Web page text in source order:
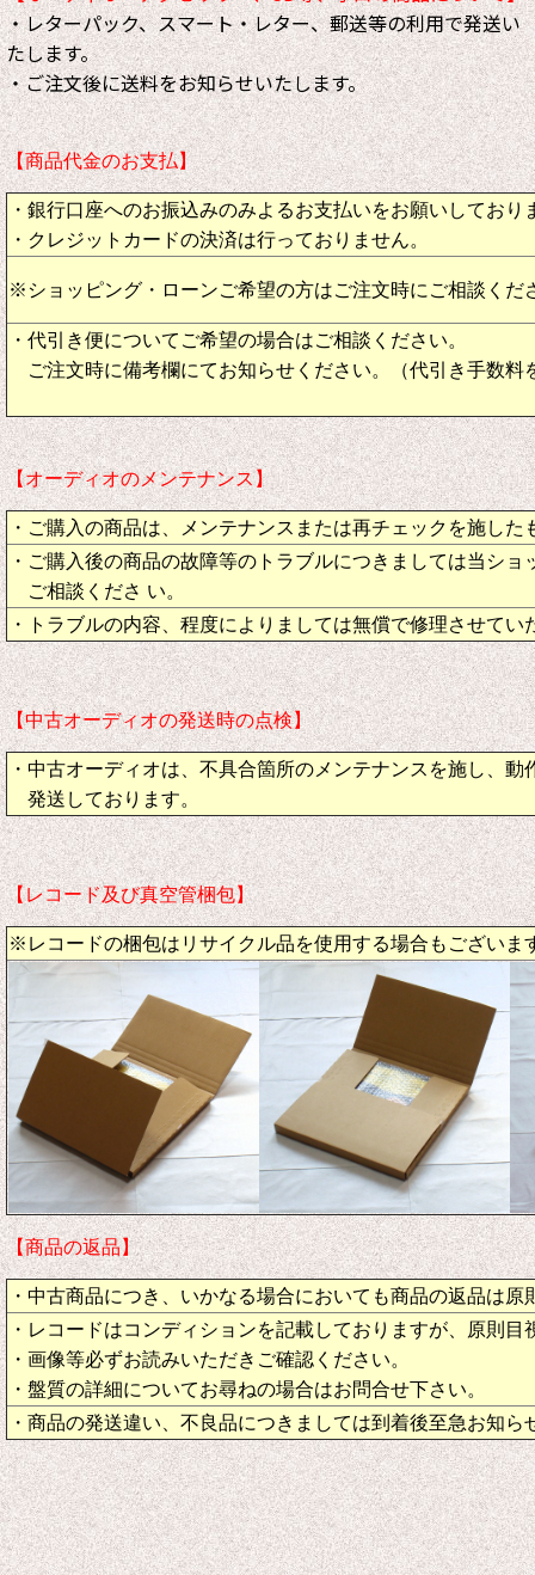
・レターパック、スマート・レター、郵送等の利用で発送い
たします。
・ご注文後に送料をお知らせいたします。
【商品代金のお支払】
・銀行口座へのお振込みのみよるお支払いをお願いしており
・クレジットカードの決済は行っておりません。
※ショッピング・ローンご希望の方はご注文時にご相談くだ
・代引き便についてご希望の場合はご相談ください。
ご注文時に備考欄にてお知らせください。（代引き手数料
【オーディオのメンテナンス】
・ご購入の商品は、メンテナンスまたは再チェックを施し
・ご購入後の商品の故障等のトラブルにつきましては当ショ
ご相談くださ い。
・トラブルの内容、程度によりましては無償で修理させてい
【中古オーディオの発送時の点検】
・中古オーディオは、不具合箇所のメンテナンスを施し、動
発送しております。
【レコード及び真空管梱包】
※レコードの梱包はリサイクル品を使用する場合もございま
【商品の返品】
・中古商品につき、いかなる場合においても商品の返品は原
・レコードはコンディションを記載しておりますが、原則目
・画像等必ずお読みいただきご確認ください。
・盤質の詳細についてお尋ねの場合はお問合せ下さい。
・商品の発送違い、不良品につきましては到着後至急お知ら